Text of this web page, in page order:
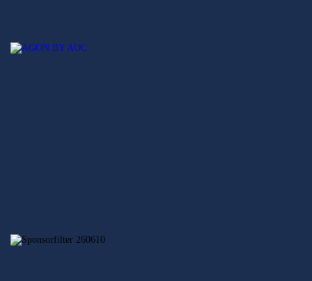
SECSGO